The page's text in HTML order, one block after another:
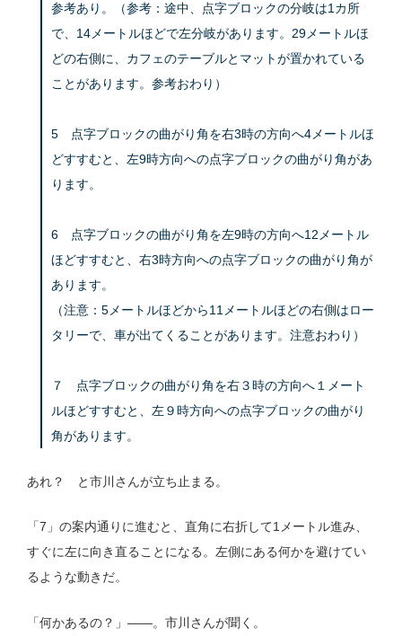
参考あり。（参考：途中、点字ブロックの分岐は1カ所
で、14メートルほどで左分岐があります。29メートルほ
どの右側に、カフェのテーブルとマットが置かれている
ことがあります。参考おわり）
5 点字ブロックの曲がり角を右3時の方向へ4メートルほ
どすすむと、左9時方向への点字ブロックの曲がり角があ
ります。
6 点字ブロックの曲がり角を左9時の方向へ12メートル
ほどすすむと、右3時方向への点字ブロックの曲がり角が
あります。
（注意：5メートルほどから11メートルほどの右側はロー
タリーで、車が出てくることがあります。注意おわり）
７ 点字ブロックの曲がり角を右３時の方向へ１メート
ルほどすすむと、左９時方向への点字ブロックの曲がり
角があります。
あれ？ と市川さんが立ち止まる。
「7」の案内通りに進むと、直角に右折して1メートル進み、
すぐに左に向き直ることになる。左側にある何かを避けてい
るような動きだ。
「何かあるの？」——。市川さんが聞く。